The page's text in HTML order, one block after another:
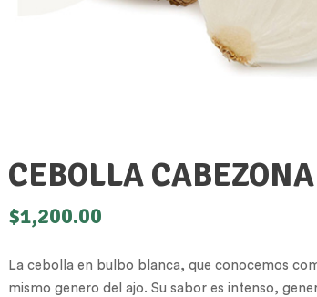
CEBOLLA
$1,200.00
La cebolla en bulbo blanca, que conocemos
mismo genero del ajo. Su sabor es intenso,